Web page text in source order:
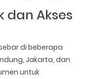
dan Akses
di beberapa
Jakarta, dan
untuk